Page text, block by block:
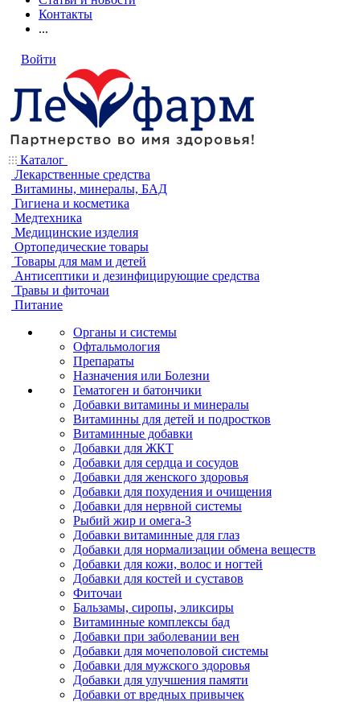
Контакты
...
Войти
Каталог
Лекарственные средства
Витамины, минералы, БАД
Гигиена и косметика
Медтехника
Медицинские изделия
Ортопедические товары
Товары для мам и детей
Антисептики и дезинфицирующие средства
Травы и фиточаи
Питание
Органы и системы
Офтальмология
Препараты
Назначения или Болезни
Гематоген и батончики
Добавки витамины и минералы
Витаминны для детей и подростков
Витаминные добавки
Добавки для ЖКТ
Добавки для сердца и сосудов
Добавки для женского здоровья
Добавки для похудения и очищения
Добавки для нервной системы
Рыбий жир и омега-3
Добавки витаминные для глаз
Добавки для нормализации обмена веществ
Добавки для кожи, волос и ногтей
Добавки для костей и суставов
Фиточаи
Бальзамы, сиропы, эликсиры
Витаминные комплексы бад
Добавки при заболевании вен
Добавки для мочеполовой системы
Добавки для мужского здоровья
Добавки для улучшения памяти
Добавки от вредных привычек